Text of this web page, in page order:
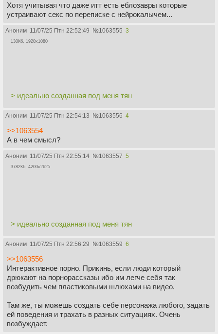
Хотя учитывая что даже итт есть еблозавры которые
устраивают секс по переписке с нейрокалычем...
Аноним 11/07/25 Птн 22:52:49 №1063555 3
130Кб, 1920x1080
> идеально созданная под меня тян
Аноним 11/07/25 Птн 22:54:13 №1063556 4
>>1063554
А в чем смысл?
Аноним 11/07/25 Птн 22:55:14 №1063557 5
3782Кб, 4200x2625
> идеально созданная под меня тян
Аноним 11/07/25 Птн 22:56:29 №1063559 6
>>1063556
Интерактивное порно. Прикинь, если люди который
дрюкают на порнорассказы ибо им легче себя так
возбудить чем пластиковыми шлюхами на видео.
Там же, ты можешь создать себе персонажа любого, задать
ей поведения и трахать в разных ситуациях. Очень
возбуждает.